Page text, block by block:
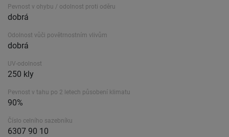
Pevnost v ohybu / odolnost proti oděru
dobrá
Odolnost vůči povětrnostním vlivům
dobrá
UV-odolnost
250 kly
Pevnost v tahu po 2 letech působení klimatu
90%
Číslo celního sazebníku
6307 90 10